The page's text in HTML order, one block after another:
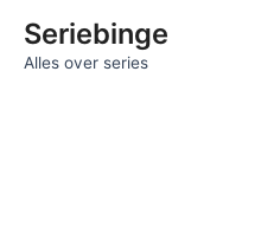
naarSeriebinge
Alles over series